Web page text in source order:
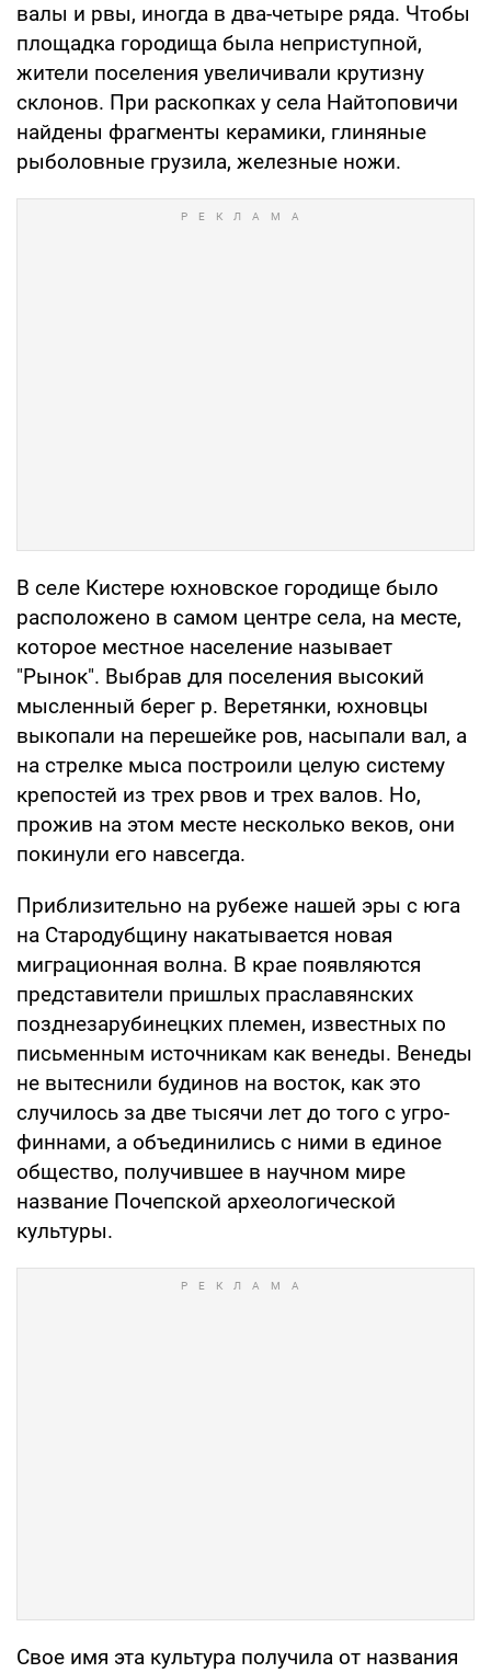
валы и рвы, иногда в два-четыре ряда. Чтобы
площадка городища была неприступной,
жители поселения увеличивали крутизну
склонов. При раскопках у села Найтоповичи
найдены фрагменты керамики, глиняные
рыболовные грузила, железные ножи.
В селе Кистере юхновское городище было
расположено в самом центре села, на месте,
которое местное население называет
"Рынок". Выбрав для поселения высокий
мысленный берег р. Веретянки, юхновцы
выкопали на перешейке ров, насыпали вал, а
на стрелке мыса построили целую систему
крепостей из трех рвов и трех валов. Но,
прожив на этом месте несколько веков, они
покинули его навсегда.
Приблизительно на рубеже нашей эры с юга
на Стародубщину накатывается новая
миграционная волна. В крае появляются
представители пришлых праславянских
позднезарубинецких племен, известных по
письменным источникам как венеды. Венеды
не вытеснили будинов на восток, как это
случилось за две тысячи лет до того с угро-
финнами, а объединились с ними в единое
общество, получившее в научном мире
название Почепской археологической
культуры.
Свое имя эта культура получила от названия